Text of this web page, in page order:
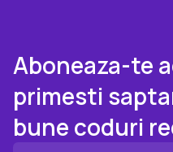
Aboneaza-te
primesti
bune coduri